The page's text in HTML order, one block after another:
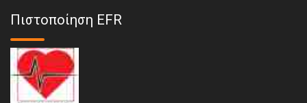
Πιστοποίηση EFR